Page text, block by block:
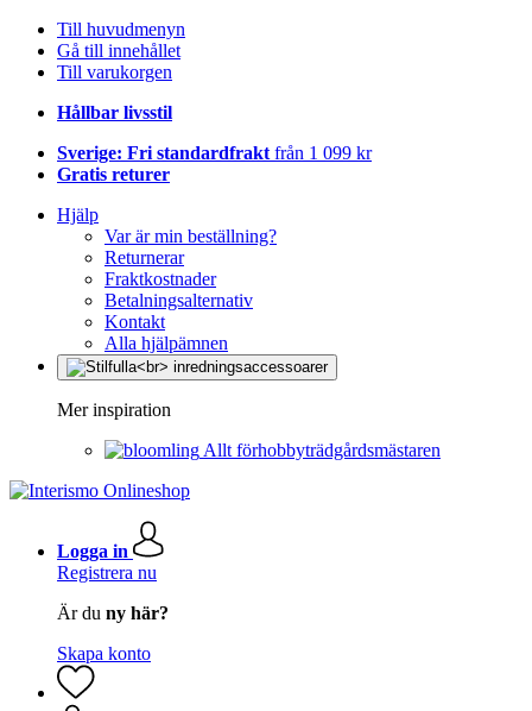
Till huvudmenyn
Gå till innehållet
Till varukorgen
Hållbar livsstil
Sverige: Fri standardfrakt från 1 099 kr
Gratis returer
Hjälp
Var är min beställning?
Returnerar
Fraktkostnader
Betalningsalternativ
Kontakt
Alla hjälpämnen
Mer inspiration
Allt förhobbyträdgårdsmästaren
Logga in
Registrera nu
Är du ny här?
Skapa konto